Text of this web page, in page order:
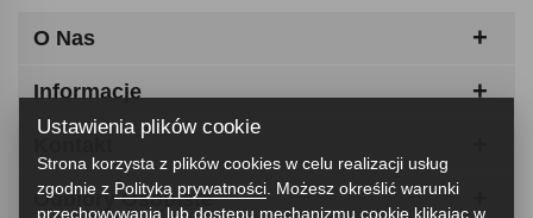
O Nas
Informacje
Odbiory Osobiste
Ustawienia plików cookie
Strona korzysta z plików cookies w celu realizacji usług
zgodnie z Polityką prywatności . Możesz określić warunki
przechowywania lub dostępu mechanizmu cookie klikając w